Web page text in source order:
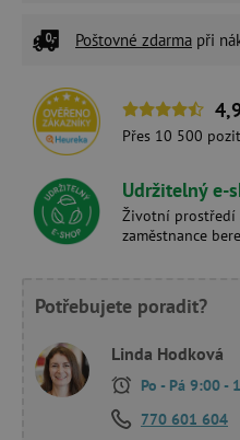
Poštovné zdarma při
Přes 10 500
Udržitelný e-
Životní prostředí
zaměstnance
Potřebujete poradit?
Linda Hodková
Po - Pá 9:00 -
770 601 604